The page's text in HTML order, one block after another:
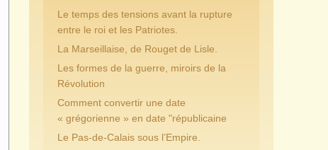
Le temps des tensions avant la rupture
entre le roi et les Patriotes.
La Marseillaise, de Rouget de Lisle.
Les formes de la guerre, miroirs de la
Révolution
Comment convertir une date
« grégorienne » en date "républicaine
Le Pas-de-Calais sous l’Empire.